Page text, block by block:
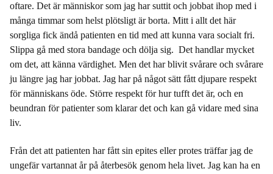
oftare. Det är människor som jag har suttit och jobbat ihop med i
många timmar som helst plötsligt är borta. Mitt i allt det här
sorgliga fick ändå patienten en tid med att kunna vara socialt fri.
Slippa gå med stora bandage och dölja sig. Det handlar mycket
om det, att känna värdighet. Men det har blivit svårare och svårare
ju längre jag har jobbat. Jag har på något sätt fått djupare respekt
för människans öde. Större respekt för hur tufft det är, och en
beundran för patienter som klarar det och kan gå vidare med sina
liv.
Från det att patienten har fått sin epites eller protes träffar jag de
ungefär vartannat år på återbesök genom hela livet. Jag kan ha en